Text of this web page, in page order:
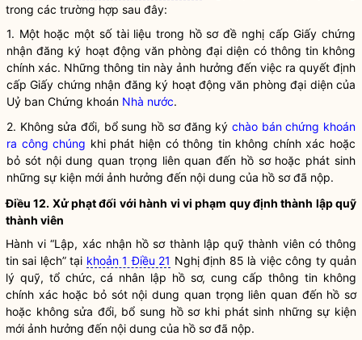
trong các trường hợp sau đây:
1. Một hoặc một số tài liệu trong hồ sơ đề nghị cấp Giấy chứng
nhận đăng ký hoạt động văn phòng đại diện có thông tin không
chính xác. Những thông tin này ảnh hưởng đến việc ra quyết định
cấp Giấy chứng nhận đăng ký hoạt động văn phòng đại diện của
Uỷ ban Chứng khoán Nhà nước.
2. Không sửa đổi, bổ sung hồ sơ đăng ký chào bán chứng khoán
ra công chúng khi phát hiện có thông tin không chính xác hoặc
bỏ sót nội dung quan trọng liên quan đến hồ sơ hoặc phát sinh
những sự kiện mới ảnh hưởng đến nội dung của hồ sơ đã nộp.
Điều 12. Xử phạt đối với hành vi vi phạm quy định thành lập quỹ
thành viên
Hành vi “Lập, xác nhận hồ sơ thành lập quỹ thành viên có thông
tin sai lệch” tại khoản 1 Điều 21 Nghị định 85 là việc công ty quản
lý quỹ, tổ chức, cá nhân lập hồ sơ, cung cấp thông tin không
chính xác hoặc bỏ sót nội dung quan trọng liên quan đến hồ sơ
hoặc không sửa đổi, bổ sung hồ sơ khi phát sinh những sự kiện
mới ảnh hưởng đến nội dung của hồ sơ đã nộp.